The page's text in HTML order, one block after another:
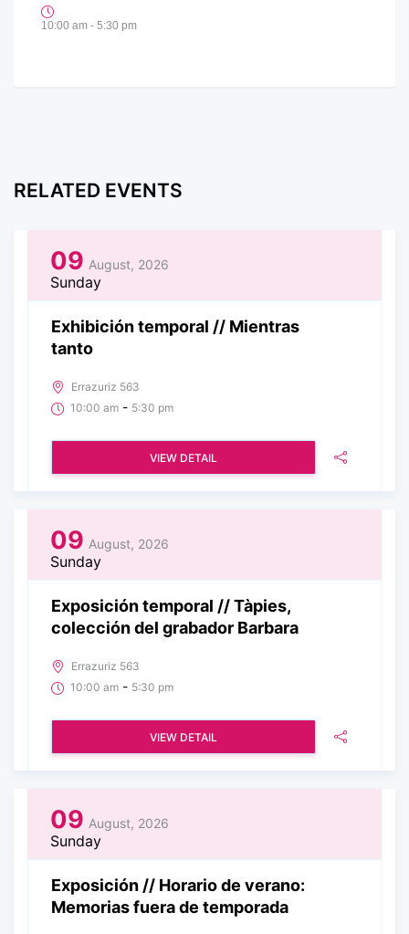
10:00 am - 5:30 pm
RELATED EVENTS
09 August, 2026
Sunday
Exhibición temporal // Mientras
tanto
Errazuriz 563
10:00 am - 5:30 pm
VIEW DETAIL
09 August, 2026
Sunday
Exposición temporal // Tàpies,
colección del grabador Barbara
Errazuriz 563
10:00 am - 5:30 pm
VIEW DETAIL
09 August, 2026
Sunday
Exposición // Horario de verano:
Memorias fuera de temporada